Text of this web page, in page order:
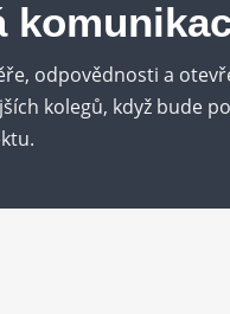
odpovědnosti a
kolegů, když bude